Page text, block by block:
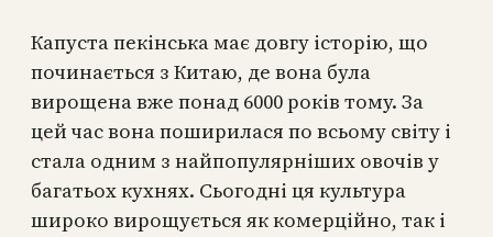
Капуста пекінська має довгу історію, що
починається з Китаю, де вона була
вирощена вже понад 6000 років тому. За
цей час вона поширилася по всьому світу і
стала одним з найпопулярніших овочів у
багатьох кухнях. Сьогодні ця культура
широко вирощується як комерційно, так і